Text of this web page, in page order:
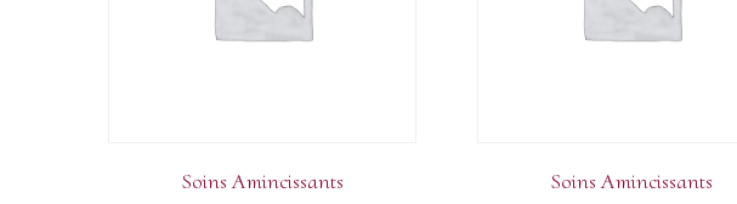
Soins Amincissants
Soins Amincissants